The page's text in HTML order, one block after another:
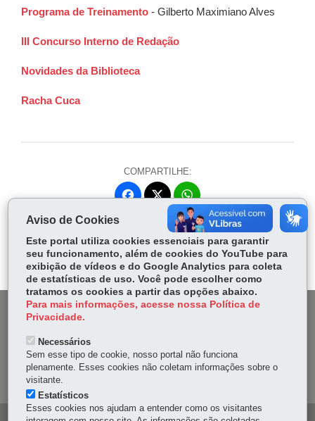
Programa de Treinamento - Gilberto Maximiano Alves
III Concurso Interno de Redação
Novidades da Biblioteca
Racha Cuca
COMPARTILHE:
Fa
ok
Tw
itt
er
W
ha
ts
Ap
p
Imprimir Baixar
DENUNCIE CORRUPÇÃO
OUVIDORIA
Aviso de Cookies
Este portal utiliza cookies essenciais para garantir
seu funcionamento, além de cookies do YouTube para
exibição de vídeos e do Google Analytics para coleta
de estatísticas de uso. Você pode escolher como
tratamos os cookies a partir das opções abaixo.
Para mais informações, acesse nossa Política de
Privacidade.
Necessários
Sem esse tipo de cookie, nosso portal não funciona
plenamente. Esses cookies não coletam informações sobre o
visitante.
Estatísticos
Esses cookies nos ajudam a entender como os visitantes